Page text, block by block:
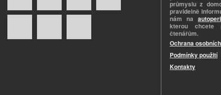
průmyslu z
pravidelně
nám na
kterou chcete
čtenářům.
Ochrana
Podmínky použití
Kontakty